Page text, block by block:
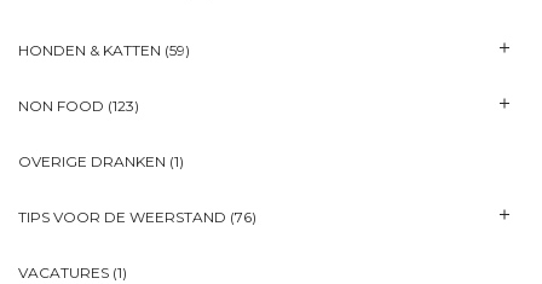
HONDEN & KATTEN (59)
NON FOOD (123)
OVERIGE DRANKEN (1)
TIPS VOOR DE WEERSTAND (76)
VACATURES (1)